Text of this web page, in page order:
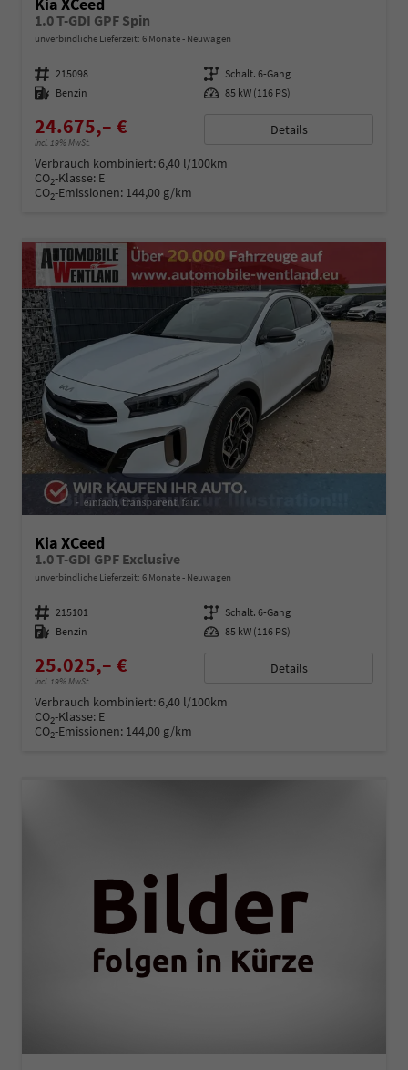
Kia XCeed
1.0 T-GDI GPF Spin
unverbindliche Lieferzeit: 6 Monate Neuwagen
Fahrzeugnummer 215098 Getriebe Schalt. 6-Gang
Kraftstoff Benzin Leistung 85 kW (116 PS)
24.675,– €
incl. 19% MwSt.
Details
Verbrauch kombiniert:6,40 l/100km
CO2-Klasse: E
CO2-Emissionen: 144,00 g/km
Kia XCeed
1.0 T-GDI GPF Exclusive
unverbindliche Lieferzeit: 6 Monate Neuwagen
Fahrzeugnummer 215101 Getriebe Schalt. 6-Gang
Kraftstoff Benzin Leistung 85 kW (116 PS)
25.025,– €
incl. 19% MwSt.
Details
Verbrauch kombiniert:6,40 l/100km
CO2-Klasse: E
CO2-Emissionen: 144,00 g/km